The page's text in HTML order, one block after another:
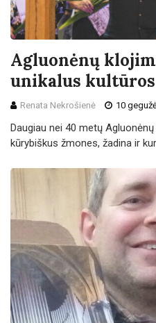
Agluonėnų
unikalus
Renata Nekrošienė 10
Daugiau nei 40 metų
kūrybiškus žmones, žadina ir